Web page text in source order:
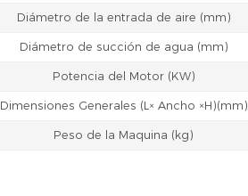
Diámetro de la entrada de aire (mm)
Diámetro de succión de agua (mm)
Potencia del Motor (KW)
Dimensiones Generales (L× Ancho ×H)(mm)
Peso de la Maquina (kg)